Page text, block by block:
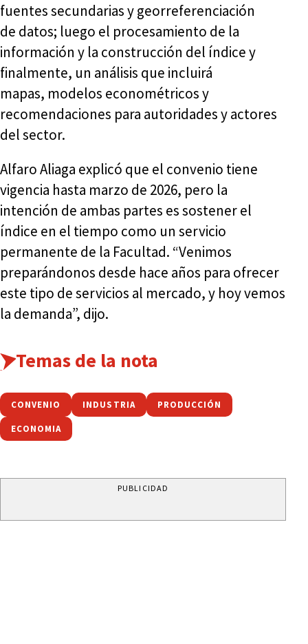
fuentes secundarias y georreferenciación
de datos; luego el procesamiento de la
información y la construcción del índice y
finalmente, un análisis que incluirá
mapas, modelos econométricos y
recomendaciones para autoridades y actores
del sector.
Alfaro Aliaga explicó que el convenio tiene
vigencia hasta marzo de 2026, pero la
intención de ambas partes es sostener el
índice en el tiempo como un servicio
permanente de la Facultad. “Venimos
preparándonos desde hace años para ofrecer
este tipo de servicios al mercado, y hoy vemos
la demanda”, dijo.
Temas de la nota
CONVENIO INDUSTRIA PRODUCCIÓN
ECONOMIA
PUBLICIDAD